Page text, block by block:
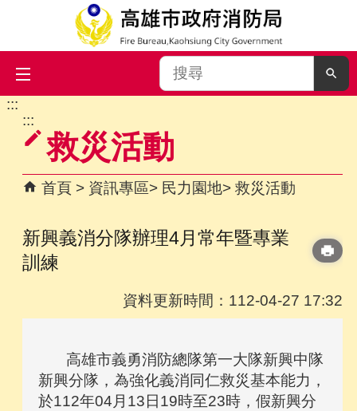
跳到主要內容區塊
搜
尋
:::
:::
救災活動
首頁 資訊專區 民力園地 救災活動
新興義消分隊辦理4月常年暨專業
訓練
資料更新時間：112-04-27 17:32
高雄市義勇消防總隊第一大隊新興中隊
新興分隊，為強化義消同仁救災基本能力，
於112年04月13日19時至23時，假新興分